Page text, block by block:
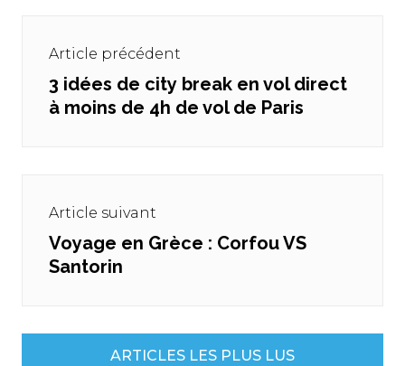
l’articleArticle précédent
Previous
post:
3 idées de city break en vol direct
à moins de 4h de vol de Paris
Article suivant
Next
post:
Voyage en Grèce : Corfou VS
Santorin
ARTICLES LES PLUS LUS